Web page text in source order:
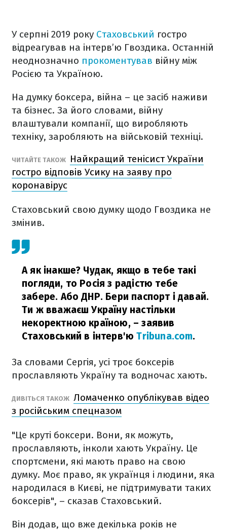
У серпні 2019 року Стаховський гостро
відреагував на інтерв’ю Гвоздика. Останній
неоднозначно прокоментував війну між
Росією та Україною.
На думку боксера, війна – це засіб наживи
та бізнес. За його словами, війну
влаштували компанії, що виробляють
техніку, заробляють на військовій техніці.
ЧИТАЙТЕ ТАКОЖ
Найкращий тенісист України
гостро відповів Усику на заяву про
коронавірус
Стаховський свою думку щодо Гвоздика не
змінив.
А як інакше? Чудак, якщо в тебе такі
погляди, то Росія з радістю тебе
забере. Або ДНР. Бери паспорт і давай.
Ти ж вважаєш Україну настільки
некоректною країною, – заявив
Стаховський в інтерв'юTribuna.com.
За словами Сергія, усі троє боксерів
прославляють Україну та водночас хають.
ДИВІТЬСЯ ТАКОЖ Ломаченко опублікував відео
з російським спецназом
"Це круті боксери. Вони, як можуть,
прославляють, інколи хають Україну. Це
спортсмени, які мають право на свою
думку. Моє право, як українця і людини, яка
народилася в Києві, не підтримувати таких
боксерів", – сказав Стаховський.
Він додав, що вже декілька років не